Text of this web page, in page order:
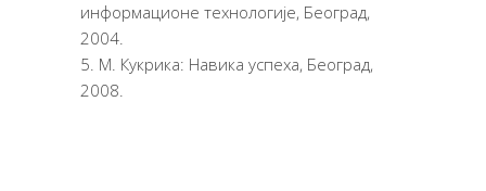
информационе технологије, Београд,
2004.
М. Кукрика: Навика успеха, Београд,
2008.